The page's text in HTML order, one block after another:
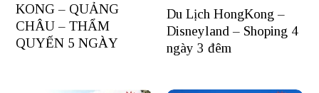
KONG – QUẢNG
CHÂU – THẨM
QUYẾN 5 NGÀY
Du Lịch HongKong –
Disneyland – Shoping 4
ngày 3 đêm